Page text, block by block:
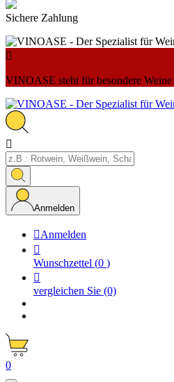
Sichere Zahlung

VINOASE steht für besondere

Anmelden
Anmelden

Wunschzettel (0 )

vergleichen Sie (0)
0